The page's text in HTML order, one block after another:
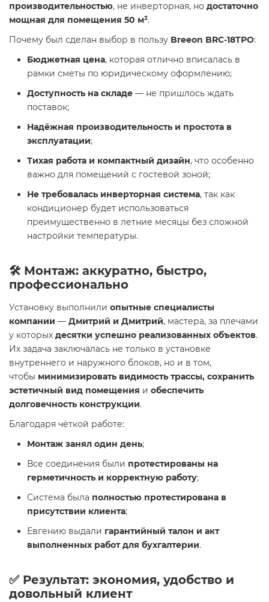
производительностью, не инверторная, но достаточно
мощная для помещения 50 м².
Почему был сделан выбор в пользу Breeon BRC-18TPO:
Бюджетная цена, которая отлично вписалась в
рамки сметы по юридическому оформлению;
Доступность на складе — не пришлось ждать
поставок;
Надёжная производительность и простота в
эксплуатации;
Тихая работа и компактный дизайн, что особенно
важно для помещений с гостевой зоной;
Не требовалась инверторная система, так как
кондиционер будет использоваться
преимущественно в летние месяцы без сложной
настройки температуры.
🛠 Монтаж: аккуратно, быстро,
профессионально
Установку выполнили опытные специалисты
компании — Дмитрий и Дмитрий, мастера, за плечами
у которых десятки успешно реализованных объектов.
Их задача заключалась не только в установке
внутреннего и наружного блоков, но и в том,
чтобы минимизировать видимость трассы, сохранить
эстетичный вид помещения и обеспечить
долговечность конструкции.
Благодаря чёткой работе:
Монтаж занял один день;
Все соединения были протестированы на
герметичность и корректную работу;
Система была полностью протестирована в
присутствии клиента;
Евгению выдали гарантийный талон и акт
выполненных работ для бухгалтерии.
✅ Результат: экономия, удобство и
довольный клиент